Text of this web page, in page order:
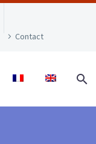
Contact